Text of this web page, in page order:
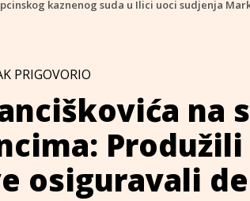
kaznenog suda u Ilici uoci sudjenja
PRIGOVORIO
na
osiguravali